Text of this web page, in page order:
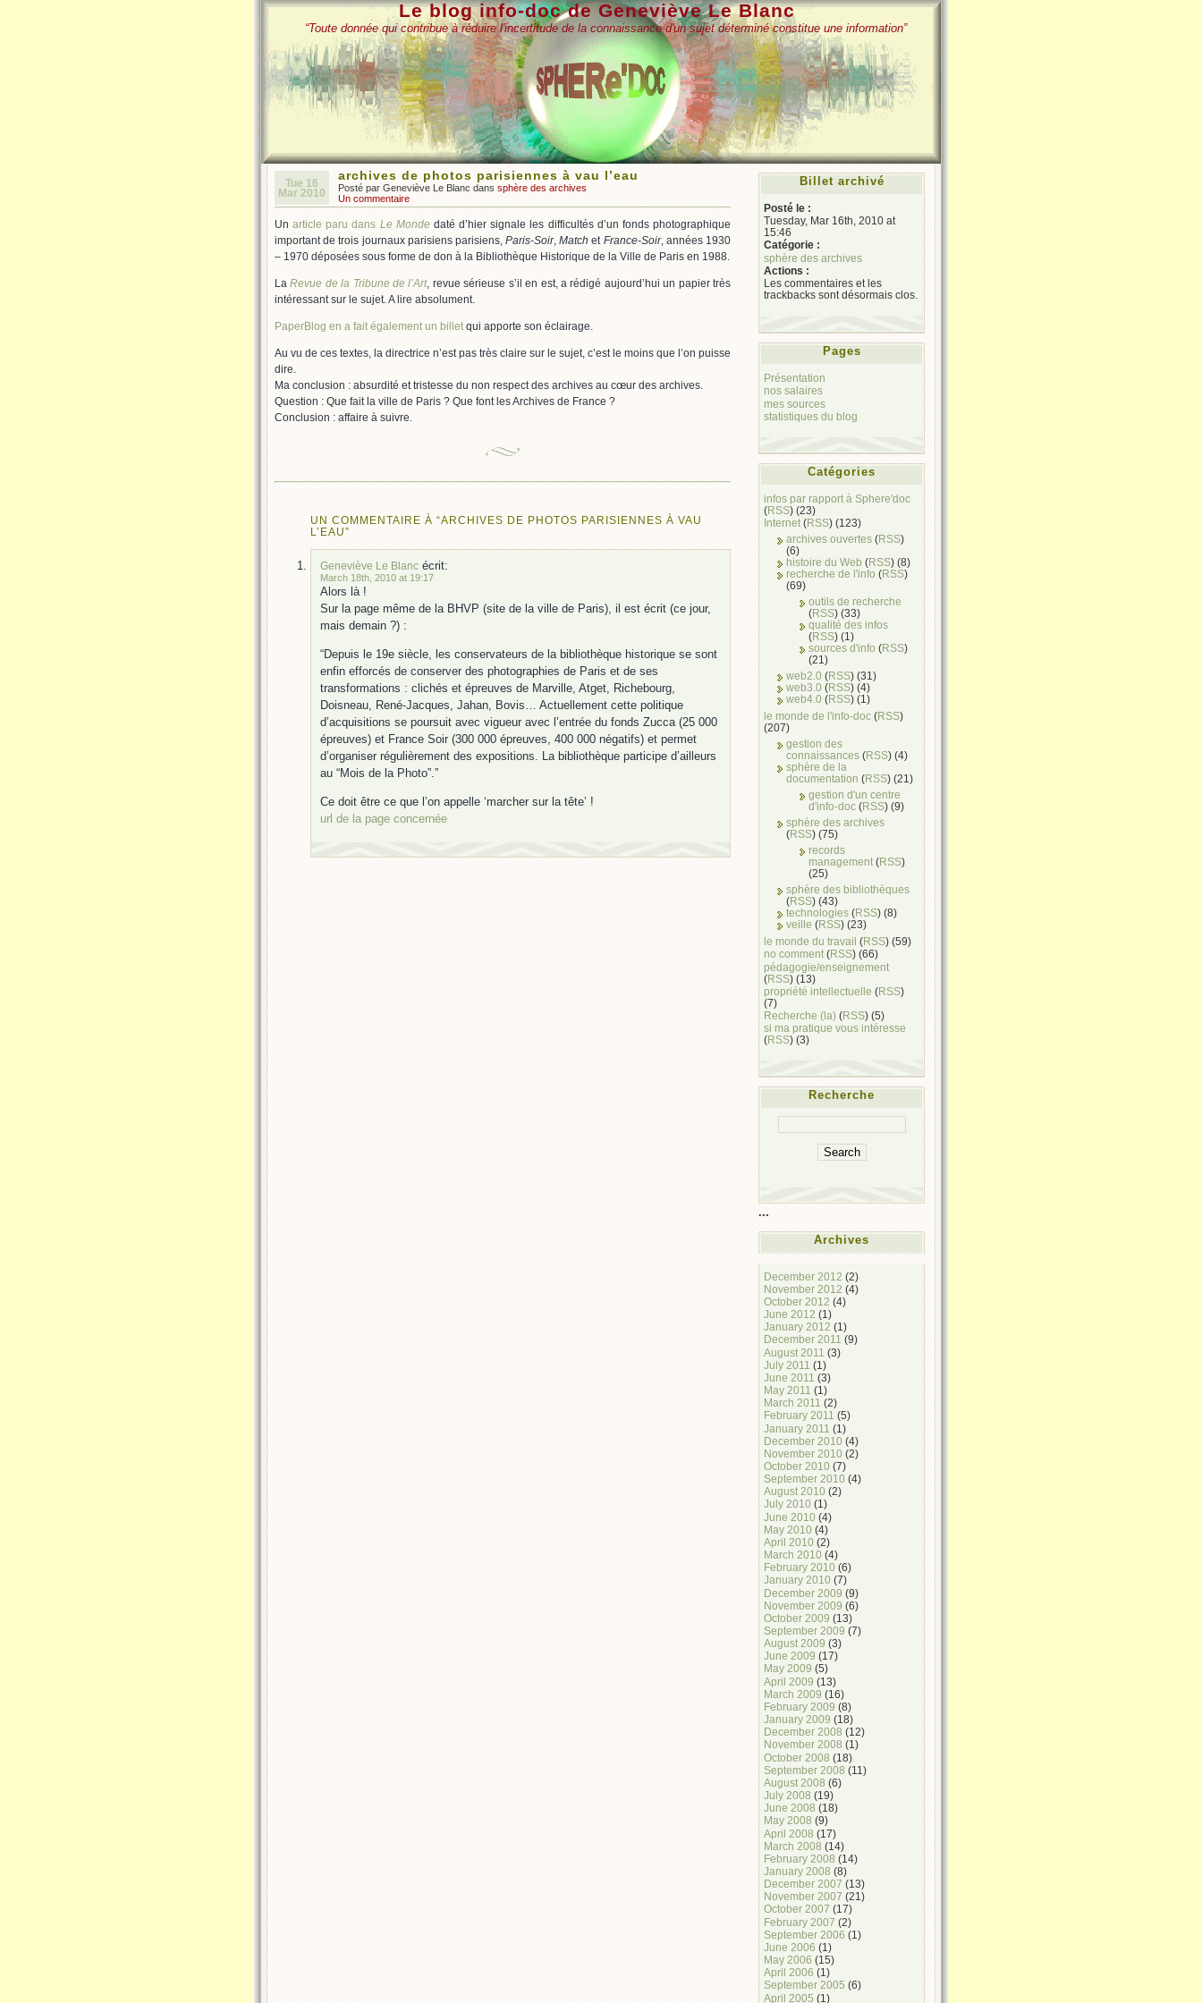
Le blog info-doc de Geneviève Le Blanc
“Toute donnée qui contribue à réduire l'incertitude de la connaissance d'un sujet déterminé constitue une information”
Tue 16
Mar 2010
archives de photos parisiennes à vau l’eau
Posté par Geneviève Le Blanc dans sphère des archives
Un commentaire
Unarticle paru dans Le Mondedaté d’hier signale les difficultés d’un fonds photographique
important de trois journaux parisiens parisiens,Paris-Soir,Match et France-Soir, années 1930
– 1970 déposées sous forme de don à la Bibliothèque Historique de la Ville de Paris en 1988.
LaRevue de la Tribune de l’Art, revue sérieuse s’il en est, a rédigé aujourd’hui un papier très
intéressant sur le sujet. A lire absolument.
PaperBlog en a fait également un billetqui apporte son éclairage.
Au vu de ces textes, la directrice n’est pas très claire sur le sujet, c’est le moins que l’on puisse
dire.
Ma conclusion : absurdité et tristesse du non respect des archives au cœur des archives.
Question : Que fait la ville de Paris ? Que font les Archives de France ?
Conclusion : affaire à suivre.
UN COMMENTAIRE À “ARCHIVES DE PHOTOS PARISIENNES À VAU
L’EAU”
Geneviève Le Blanc écrit:
March 18th, 2010 at 19:17
Alors là !
Sur la page même de la BHVP (site de la ville de Paris), il est écrit (ce jour,
mais demain ?) :
“Depuis le 19e siècle, les conservateurs de la bibliothèque historique se sont
enfin efforcés de conserver des photographies de Paris et de ses
transformations : clichés et épreuves de Marville, Atget, Richebourg,
Doisneau, René-Jacques, Jahan, Bovis… Actuellement cette politique
d’acquisitions se poursuit avec vigueur avec l’entrée du fonds Zucca (25 000
épreuves) et France Soir (300 000 épreuves, 400 000 négatifs) et permet
d’organiser régulièrement des expositions. La bibliothèque participe d’ailleurs
au “Mois de la Photo”.”
Ce doit être ce que l’on appelle ‘marcher sur la tête’ !
url de la page concernée
Billet archivé
Posté le :
Tuesday, Mar 16th, 2010 at
15:46
Catégorie :
sphère des archives
Actions :
Les commentaires et les
trackbacks sont désormais clos.
Pages
Présentation
nos salaires
mes sources
statistiques du blog
Catégories
infos par rapport à Sphere'doc
(RSS) (23)
Internet (RSS) (123)
archives ouvertes (RSS)
(6)
histoire du Web (RSS) (8)
recherche de l'info (RSS)
(69)
outils de recherche
(RSS) (33)
qualité des infos
(RSS) (1)
sources d'info (RSS)
(21)
web2.0 (RSS) (31)
web3.0 (RSS) (4)
web4.0 (RSS) (1)
le monde de l'info-doc (RSS)
(207)
gestion des
connaissances (RSS) (4)
sphère de la
documentation (RSS) (21)
gestion d'un centre
d'info-doc (RSS) (9)
sphère des archives
(RSS) (75)
records
management (RSS)
(25)
sphère des bibliothèques
(RSS) (43)
technologies (RSS) (8)
veille (RSS) (23)
le monde du travail (RSS) (59)
no comment (RSS) (66)
pédagogie/enseignement
(RSS) (13)
propriété intellectuelle (RSS)
(7)
Recherche (la) (RSS) (5)
si ma pratique vous intéresse
(RSS) (3)
Recherche
...
Archives
December 2012 (2)
November 2012 (4)
October 2012 (4)
June 2012 (1)
January 2012 (1)
December 2011 (9)
August 2011 (3)
July 2011 (1)
June 2011 (3)
May 2011 (1)
March 2011 (2)
February 2011 (5)
January 2011 (1)
December 2010 (4)
November 2010 (2)
October 2010 (7)
September 2010 (4)
August 2010 (2)
July 2010 (1)
June 2010 (4)
May 2010 (4)
April 2010 (2)
March 2010 (4)
February 2010 (6)
January 2010 (7)
December 2009 (9)
November 2009 (6)
October 2009 (13)
September 2009 (7)
August 2009 (3)
June 2009 (17)
May 2009 (5)
April 2009 (13)
March 2009 (16)
February 2009 (8)
January 2009 (18)
December 2008 (12)
November 2008 (1)
October 2008 (18)
September 2008 (11)
August 2008 (6)
July 2008 (19)
June 2008 (18)
May 2008 (9)
April 2008 (17)
March 2008 (14)
February 2008 (14)
January 2008 (8)
December 2007 (13)
November 2007 (21)
October 2007 (17)
February 2007 (2)
September 2006 (1)
June 2006 (1)
May 2006 (15)
April 2006 (1)
September 2005 (6)
April 2005 (1)